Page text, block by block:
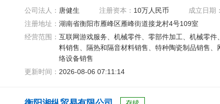
公司法人： 唐健生 注册资本： 10万人民币
成立日期
注册地址： 湖南省衡阳市雁峰区雁峰街道接龙村4号109室
经营范围： 互联网游戏服务、机械零件、零部件加工、机械零
料销售、隔热和隔音材料销售、特种陶瓷制品销售
络设备销售
更新时间： 2026-08-06 07:11:14